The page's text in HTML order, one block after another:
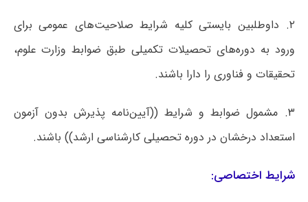
۲. داوطلبین بایستی کلیه شرایط صلاحیت‌های عمومی برای
ورود به دوره‌های تحصیلات تکمیلی طبق ضوابط وزارت علوم،
تحقیقات و فناوری را دارا باشند.
۳. مشمول ضوابط و شرایط ((آیین‌نامه پذیرش بدون آزمون
استعداد درخشان در دوره تحصیلی کارشناسی ارشد)) باشند.
شرایط اختصاصی: